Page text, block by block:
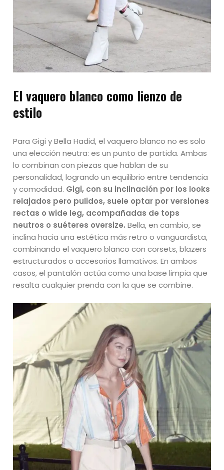
El vaquero blanco como lienzo de
estilo
Para Gigi y Bella Hadid, el vaquero blanco no es solo
una elección neutra: es un punto de partida. Ambas
lo combinan con piezas que hablan de su
personalidad, logrando un equilibrio entre tendencia
y comodidad. Gigi, con su inclinación por los looks
relajados pero pulidos, suele optar por versiones
rectas o wide leg, acompañadas de tops
neutros o suéteres oversize. Bella, en cambio, se
inclina hacia una estética más retro o vanguardista,
combinando el vaquero blanco con corsets, blazers
estructurados o accesorios llamativos. En ambos
casos, el pantalón actúa como una base limpia que
resalta cualquier prenda con la que se combine.